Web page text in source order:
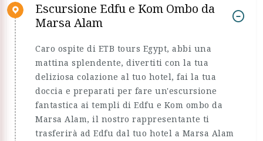
Escursione Edfu e Kom Ombo da
Marsa Alam
Caro ospite di ETB tours Egypt, abbi una
mattina splendente, divertiti con la tua
deliziosa colazione al tuo hotel, fai la tua
doccia e preparati per fare un'escursione
fantastica ai templi di Edfu e Kom ombo da
Marsa Alam, il nostro rappresentante ti
trasferirà ad Edfu dal tuo hotel a Marsa Alam